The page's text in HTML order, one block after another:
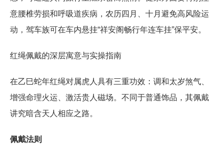
意腰椎劳损和呼吸道疾病，农历四月、十月避免高风险运
动，驾车族可在车内悬挂“祥安阁畅行年连车挂”保平安。
红绳佩戴的深层寓意与实操指南
在乙巳蛇年红绳对属虎人具有三重功效：调和太岁煞气、
增强命理火运、激活贵人磁场。不同于普通饰品，其佩戴
讲究暗含天人相应之路。
佩戴法则